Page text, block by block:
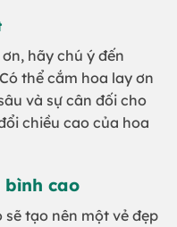
hãy chú ý đến
thể cắm hoa lay ơn
và sự cân đối cho
chiều cao của hoa
cao
tạo nên một vẻ đẹp